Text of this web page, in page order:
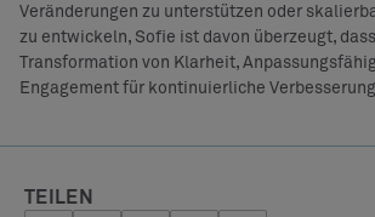
Veränderungen zu unterstützen oder
zu entwickeln, Sofie ist davon überzeugt,
Transformation von Klarheit,
Engagement für kontinuierliche
TEILEN